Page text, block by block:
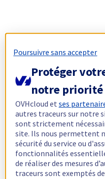
Poursuivre sans accepter
Protéger
notre priorité
OVHcloud etses
autres traceurs sur notre
sont strictement
site. Ils nous permettent
sécurité du service ou
fonctionnalités
de réaliser des mesures
traceurs sont exemptés